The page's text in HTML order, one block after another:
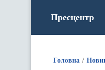
Пресцентр
Головна